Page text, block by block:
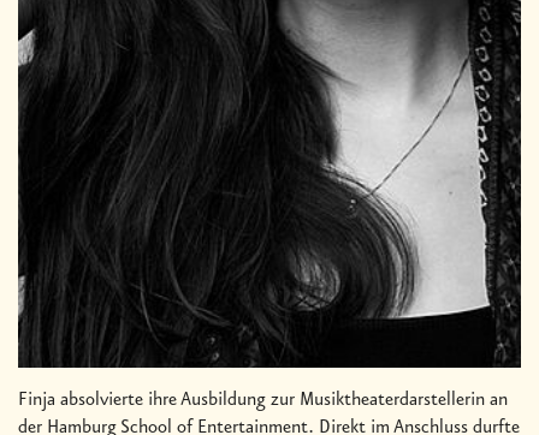
Finja absolvierte ihre Ausbildung zur Musiktheaterdarstellerin an
der Hamburg School of Entertainment. Direkt im Anschluss durfte